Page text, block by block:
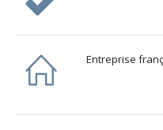
Entreprise